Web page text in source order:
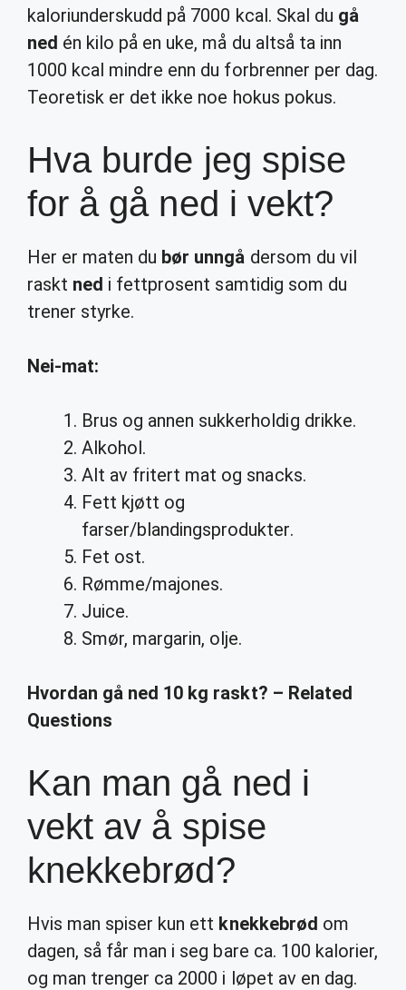
kaloriunderskudd på 7000 kcal. Skal du gå
ned én kilo på en uke, må du altså ta inn
1000 kcal mindre enn du forbrenner per dag.
Teoretisk er det ikke noe hokus pokus.
Hva burde jeg spise
for å gå ned i vekt?
Her er maten du bør unngå dersom du vil
raskt ned i fettprosent samtidig som du
trener styrke.
Nei-mat:
Brus og annen sukkerholdig drikke.
Alkohol.
Alt av fritert mat og snacks.
Fett kjøtt og
farser/blandingsprodukter.
Fet ost.
Rømme/majones.
Juice.
Smør, margarin, olje.
Hvordan gå ned 10 kg raskt? – Related
Questions
Kan man gå ned i
vekt av å spise
knekkebrød?
Hvis man spiser kun ett knekkebrød om
dagen, så får man i seg bare ca. 100 kalorier,
og man trenger ca 2000 i løpet av en dag.